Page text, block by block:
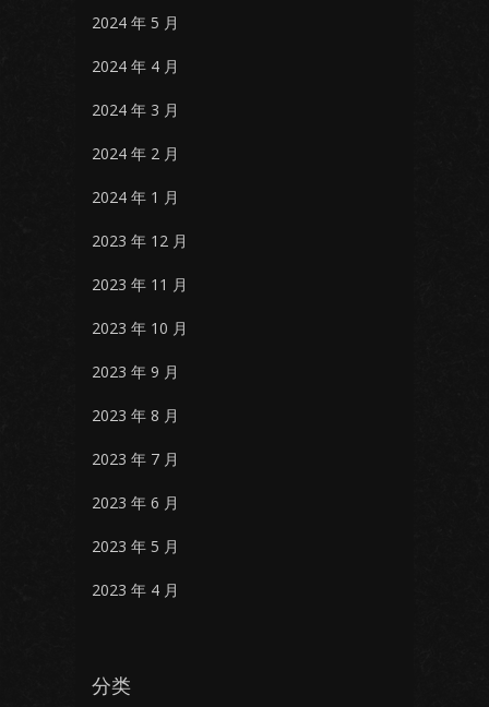
2024 年 5 月
2024 年 4 月
2024 年 3 月
2024 年 2 月
2024 年 1 月
2023 年 12 月
2023 年 11 月
2023 年 10 月
2023 年 9 月
2023 年 8 月
2023 年 7 月
2023 年 6 月
2023 年 5 月
2023 年 4 月
分类